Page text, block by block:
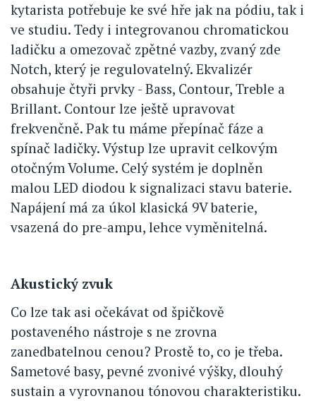
kytarista potřebuje ke své hře jak na pódiu, tak i
ve studiu. Tedy i integrovanou chromatickou
ladičku a omezovač zpětné vazby, zvaný zde
Notch, který je regulovatelný. Ekvalizér
obsahuje čtyři prvky - Bass, Contour, Treble a
Brillant. Contour lze ještě upravovat
frekvenčně. Pak tu máme přepínač fáze a
spínač ladičky. Výstup lze upravit celkovým
otočným Volume. Celý systém je doplněn
malou LED diodou k signalizaci stavu baterie.
Napájení má za úkol klasická 9V baterie,
vsazená do pre-ampu, lehce vyměnitelná.
Akustický zvuk
Co lze tak asi očekávat od špičkově
postaveného nástroje s ne zrovna
zanedbatelnou cenou? Prostě to, co je třeba.
Sametové basy, pevné zvonivé výšky, dlouhý
sustain a vyrovnanou tónovou charakteristiku.